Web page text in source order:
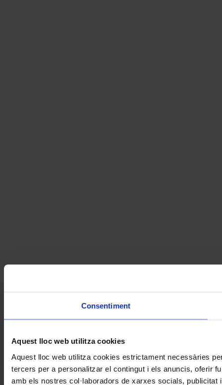
Consentiment
Aquest lloc web utilitza cookies
Aquest lloc web utilitza cookies estrictament necessàries
tercers per a personalitzar el contingut i els anuncis, oferir
amb els nostres col·laboradors de xarxes socials,